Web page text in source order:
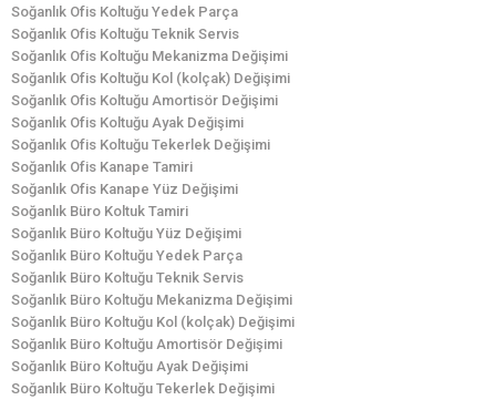
Soğanlık Ofis Koltuğu Yedek Parça
Soğanlık Ofis Koltuğu Teknik Servis
Soğanlık Ofis Koltuğu Mekanizma Değişimi
Soğanlık Ofis Koltuğu Kol (kolçak) Değişimi
Soğanlık Ofis Koltuğu Amortisör Değişimi
Soğanlık Ofis Koltuğu Ayak Değişimi
Soğanlık Ofis Koltuğu Tekerlek Değişimi
Soğanlık Ofis Kanape Tamiri
Soğanlık Ofis Kanape Yüz Değişimi
Soğanlık Büro Koltuk Tamiri
Soğanlık Büro Koltuğu Yüz Değişimi
Soğanlık Büro Koltuğu Yedek Parça
Soğanlık Büro Koltuğu Teknik Servis
Soğanlık Büro Koltuğu Mekanizma Değişimi
Soğanlık Büro Koltuğu Kol (kolçak) Değişimi
Soğanlık Büro Koltuğu Amortisör Değişimi
Soğanlık Büro Koltuğu Ayak Değişimi
Soğanlık Büro Koltuğu Tekerlek Değişimi